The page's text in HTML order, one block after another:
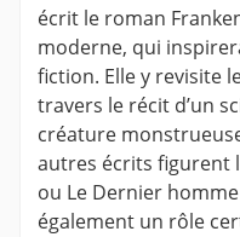
écrit le roman
moderne, qui
fiction. Elle y revisite
travers le récit d’un
créature
autres écrits figurent
ou Le Dernier
également un rôle